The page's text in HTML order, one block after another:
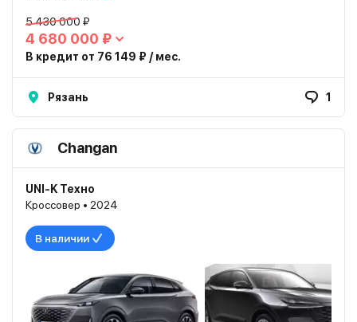
5 430 000 ₽
4 680 000 ₽
В кредит от 76 149 ₽ / мес.
Рязань 1
Changan
UNI-K Техно
Кроссовер • 2024
В наличии